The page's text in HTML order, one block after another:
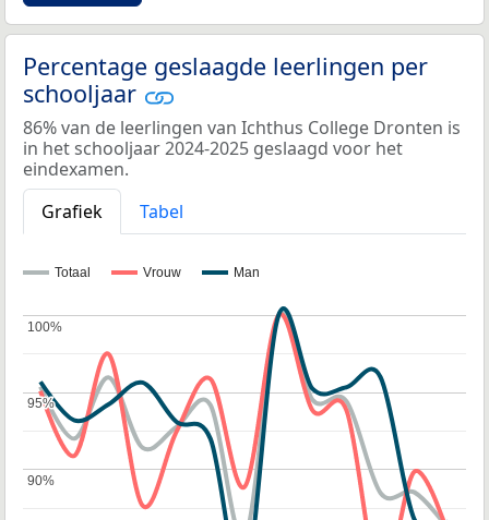
Percentage geslaagde leerlingen per
schooljaar
86% van de leerlingen van Ichthus College Dronten is
in het schooljaar 2024-2025 geslaagd voor het
eindexamen.
Grafiek
Tabel
Totaal Vrouw Man
90%
90%
95%
95%
100%
100%